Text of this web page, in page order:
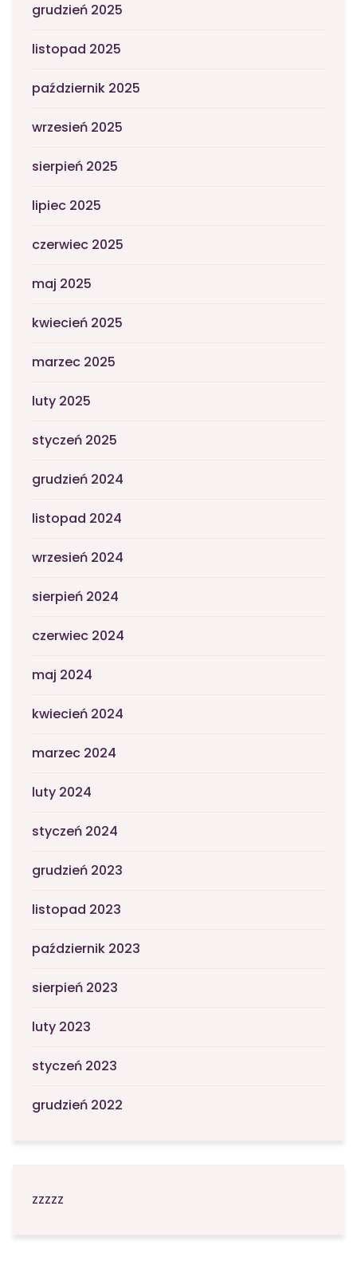
grudzień 2025
listopad 2025
październik 2025
wrzesień 2025
sierpień 2025
lipiec 2025
czerwiec 2025
maj 2025
kwiecień 2025
marzec 2025
luty 2025
styczeń 2025
grudzień 2024
listopad 2024
wrzesień 2024
sierpień 2024
czerwiec 2024
maj 2024
kwiecień 2024
marzec 2024
luty 2024
styczeń 2024
grudzień 2023
listopad 2023
październik 2023
sierpień 2023
luty 2023
styczeń 2023
grudzień 2022
zzzzz